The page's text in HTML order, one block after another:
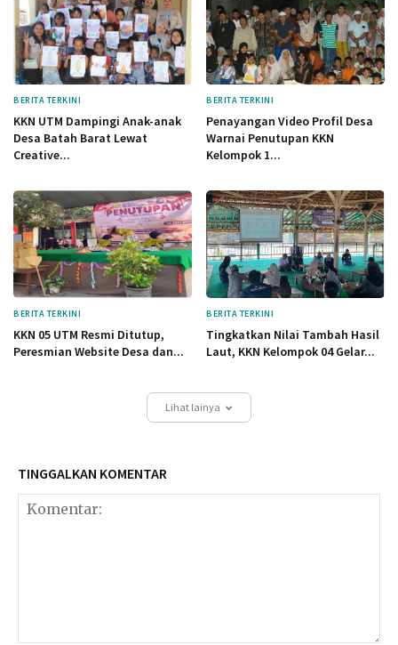
BERITA TERKINI
KKN UTM Dampingi Anak-anak
Desa Batah Barat Lewat
Creative...
BERITA TERKINI
Penayangan Video Profil Desa
Warnai Penutupan KKN
Kelompok 1...
BERITA TERKINI
KKN 05 UTM Resmi Ditutup,
Peresmian Website Desa dan...
BERITA TERKINI
Tingkatkan Nilai Tambah Hasil
Laut, KKN Kelompok 04 Gelar...
Lihat lainya
TINGGALKAN KOMENTAR